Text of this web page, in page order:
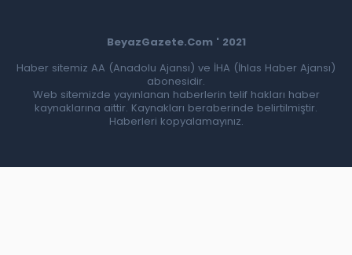
BeyazGazete.Com ' 2021
Haber sitemiz AA (Anadolu Ajansı) ve İHA (İhlas Haber Ajansı)
abonesidir.
Web sitemizde yayınlanan haberlerin telif hakları haber
kaynaklarına aittir. Kaynakları beraberinde belirtilmiştir.
Haberleri kopyalamayınız.